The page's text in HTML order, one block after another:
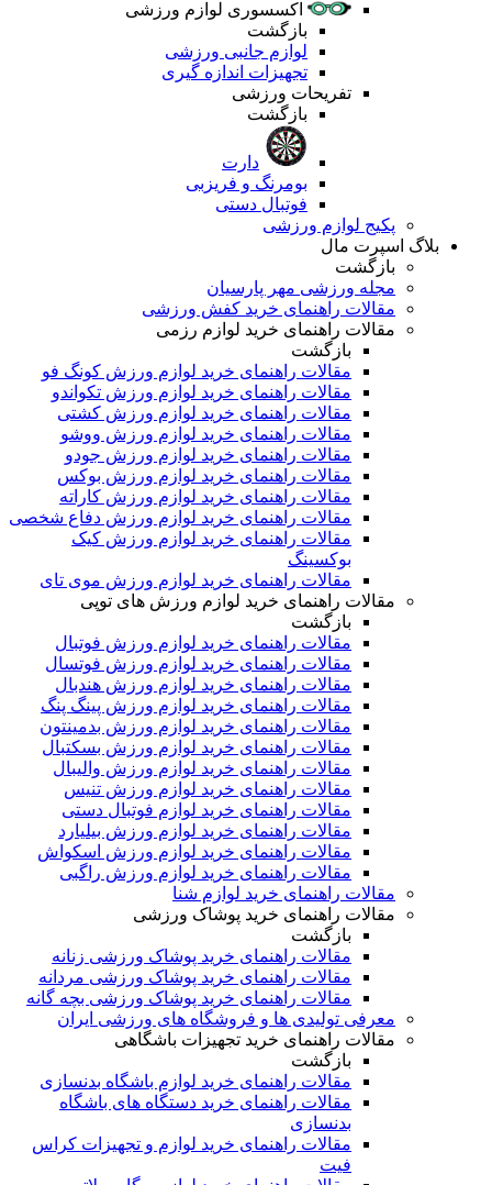
اکسسوری لوازم ورزشی
بازگشت
لوازم جانبی ورزشی
تجهیزات اندازه گیری
تفریحات ورزشی
بازگشت
دارت
بومرنگ و فریزبی
فوتبال دستی
پکیج لوازم ورزشی
بلاگ اسپرت مال
بازگشت
مجله ورزشی مهر پارسیان
مقالات راهنمای خرید کفش ورزشی
مقالات راهنمای خرید لوازم رزمی
بازگشت
مقالات راهنمای خرید لوازم ورزش کونگ فو
مقالات راهنمای خرید لوازم ورزش تکواندو
مقالات راهنمای خرید لوازم ورزش کشتی
مقالات راهنمای خرید لوازم ورزش ووشو
مقالات راهنمای خرید لوازم ورزش جودو
مقالات راهنمای خرید لوازم ورزش بوکس
مقالات راهنمای خرید لوازم ورزش کاراته
مقالات راهنمای خرید لوازم ورزش دفاع شخصی
مقالات راهنمای خرید لوازم ورزش کیک
بوکسینگ
مقالات راهنمای خرید لوازم ورزش موی تای
مقالات راهنمای خرید لوازم ورزش های توپی
بازگشت
مقالات راهنمای خرید لوازم ورزش فوتبال
مقالات راهنمای خرید لوازم ورزش فوتسال
مقالات راهنمای خرید لوازم ورزش هندبال
مقالات راهنمای خرید لوازم ورزش پینگ پنگ
مقالات راهنمای خرید لوازم ورزش بدمینتون
مقالات راهنمای خرید لوازم ورزش بسکتبال
مقالات راهنمای خرید لوازم ورزش والیبال
مقالات راهنمای خرید لوازم ورزش تنیس
مقالات راهنمای خرید لوازم فوتبال دستی
مقالات راهنمای خرید لوازم ورزش بیلیارد
مقالات راهنمای خرید لوازم ورزش اسکواش
مقالات راهنمای خرید لوازم ورزش راگبی
مقالات راهنمای خرید لوازم شنا
مقالات راهنمای خرید پوشاک ورزشی
بازگشت
مقالات راهنمای خرید پوشاک ورزشی زنانه
مقالات راهنمای خرید پوشاک ورزشی مردانه
مقالات راهنمای خرید پوشاک ورزشی بچه گانه
معرفی تولیدی ها و فروشگاه های ورزشی ایران
مقالات راهنمای خرید تجهیزات باشگاهی
بازگشت
مقالات راهنمای خرید لوازم باشگاه بدنسازی
مقالات راهنمای خرید دستگاه های باشگاه
بدنسازی
مقالات راهنمای خرید لوازم و تجهیزات کراس
فیت